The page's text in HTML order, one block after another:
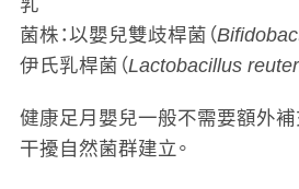
乳
菌株 ：以嬰兒雙歧桿菌（
伊氏乳桿菌（Lactobacillus
健康足月嬰兒一般不需要額外補
干擾自然菌群建立。